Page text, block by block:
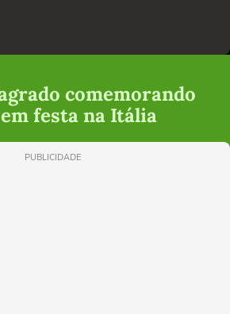
comemorando
festa na Itália
PUBLICIDADE